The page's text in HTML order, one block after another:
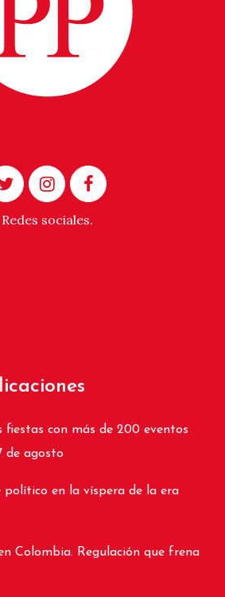
Redes sociales.
fiestas con más de 200 eventos
de agosto
político en la víspera de la era
Colombia. Regulación que frena